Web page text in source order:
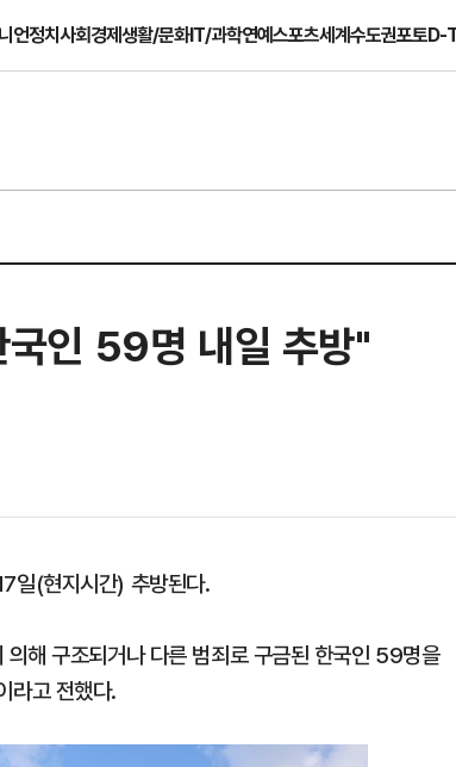
언정치사회경제생활/문화IT/과학연예스포츠세계수도권포토D-
국인 59명 내일 추방"
일(현지시간) 추방된다.
해 구조되거나 다른 범죄로 구금된 한국인 59명을
라고 전했다.